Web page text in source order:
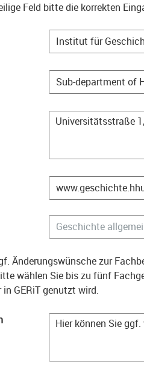
Feld bitte die korrekten
Änderungswünsche zur
wählen Sie bis zu fünf
in GERiT genutzt wird.